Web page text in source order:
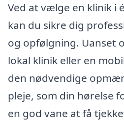
Ved at vælge en klinik i
kan du sikre dig
og opfølgning. Uanset
lokal klinik eller en
den nødvendige
pleje, som din hørelse
en god vane at få